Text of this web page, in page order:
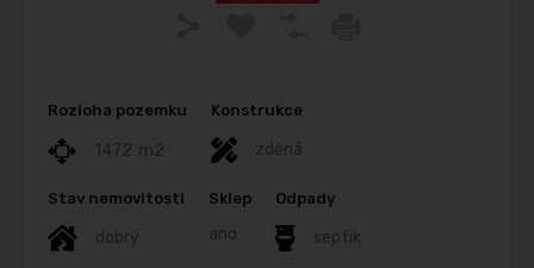
Rozloha pozemku
1472 m2
Konstrukce
zděná
Stav nemovitosti
dobrý
Sklep
ano
Odpady
septik